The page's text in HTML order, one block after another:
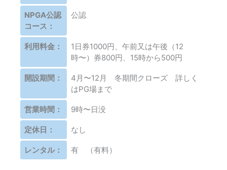
NPGA公認
コース：
公認
利用料金：
1日券1000円、午前又は午後（12
時〜）券800円、15時から500円
開設期間：
4月〜12月 冬期間クローズ 詳しく
はPG場まで
営業時間： 9時〜日没
定休日： なし
レンタル： 有 （有料）